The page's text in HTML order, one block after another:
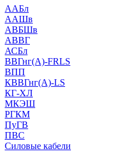
ААБл
ААШв
АВБШв
АВВГ
АСБл
ВВГнг(А)-FRLS
ВПП
КВВГнг(А)-LS
КГ-ХЛ
МКЭШ
РГКМ
ПуГВ
ПВС
Силовые кабели